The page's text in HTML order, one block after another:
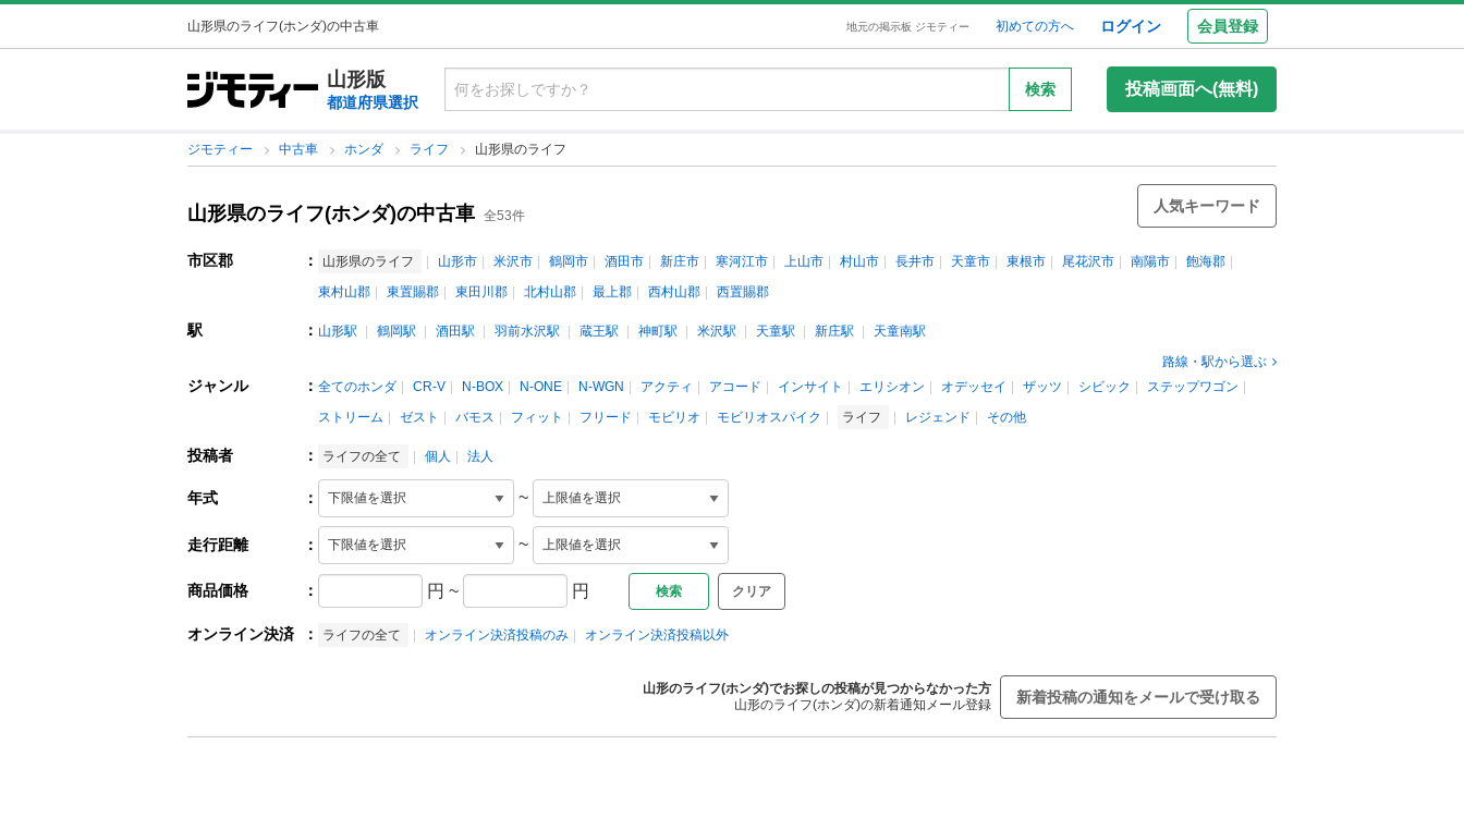
山形県のライフ(ホンダ)の中古車 地元の掲示板 ジモティー 初めての方へ ログイン 会員登録
山形版
都道府県選択
検索 投稿画面へ(無料)
ジモティー 中古車 ホンダ ライフ 山形県のライフ
山形県のライフ(ホンダ)の中古車 全53件
人気キーワード
市区郡 ： 山形県のライフ 山形市 米沢市 鶴岡市 酒田市 新庄市 寒河江市 上山市 村山市 長井市 天童市 東根市 尾花沢市 南陽市
飽海郡
東村山郡
東置賜郡 東田川郡 北村山郡 最上郡 西村山郡 西置賜郡
駅 ： 山形駅 鶴岡駅 酒田駅 羽前水沢駅 蔵王駅 神町駅 米沢駅 天童駅 新庄駅
天童南駅
路線・駅から選ぶ
ジャンル ： 全てのホンダ CR-V N-BOX N-ONE N-WGN アクティ アコード インサイト エリシオン オデッセイ ザッツ シビック
ステップワゴン
ストリーム
ゼスト バモス フィット フリード モビリオ モビリオスパイク ライフ レジェンド その他
投稿者 ： ライフの全て 個人 法人
年式 ： ~
走行距離 ： ~
商品価格 ： 円 ~ 円 クリア
オンライン決済 ： ライフの全て オンライン決済投稿のみ オンライン決済投稿以外
山形のライフ(ホンダ)でお探しの投稿が見つからなかった方
山形のライフ(ホンダ)の新着通知メール登録
新着投稿の通知をメールで受け取る